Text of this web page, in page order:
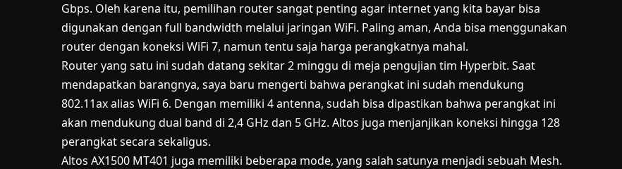
Gbps. Oleh karena itu, pemilihan router sangat penting agar internet yang kita bayar bisa
digunakan dengan full bandwidth melalui jaringan WiFi. Paling aman, Anda bisa menggunakan
router dengan koneksi WiFi 7, namun tentu saja harga perangkatnya mahal.
Router yang satu ini sudah datang sekitar 2 minggu di meja pengujian tim Hyperbit. Saat
mendapatkan barangnya, saya baru mengerti bahwa perangkat ini sudah mendukung
802.11ax alias WiFi 6. Dengan memiliki 4 antenna, sudah bisa dipastikan bahwa perangkat ini
akan mendukung dual band di 2,4 GHz dan 5 GHz. Altos juga menjanjikan koneksi hingga 128
perangkat secara sekaligus.
Altos AX1500 MT401 juga memiliki beberapa mode, yang salah satunya menjadi sebuah Mesh.